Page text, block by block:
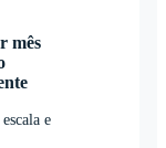
mês
e